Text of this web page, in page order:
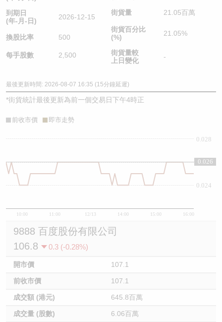
到期日
(年-月-日)
2026-12-15
換股比率 500
每手股數 2,500
街貨量 21.05百萬
街貨百分比
(%)
21.05%
街貨量較
上日變化
-
最後更新時間: 2026-08-07 16:35 (15分鐘延遲)
*街貨統計最後更新為前一個交易日下午4時正
前收市價 即市走勢
10:00 11:00 12/13 14:00 15:00 16:00
0.024
0.026
0.028
0.026
9888 百度股份有限公司
106.8
0.3 (-0.28%)
開市價 107.1
前收市價 107.1
成交額 (港元) 645.8百萬
成交量 (股數) 6.06百萬